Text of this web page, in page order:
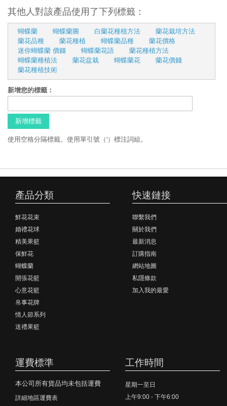
其他人對該產品使用了下列標籤：
蝴蝶蘭 蝴蝶蘭圖 白蘭花種植方法
蘭花栽培方法
蘭花品種
蘭花種植 蝴蝶蘭品種
蘭花價格
迷你蝴蝶蘭 價錢
蝴蝶蘭花語
蘭花種植方法
蝴蝶蘭種植法
蘭花盆栽 蝴蝶蘭花
蘭花價錢
蘭花種植技術
新增您的標籤：
新增標籤
使用空格分隔標籤。使用單引號（'）標注詞組。
產品分類
鮮花花束
婚禮花球
精美果籃
保鮮花
蝴蝶蘭
開張花籃
心意花籃
帛事花牌
情人節系列
送禮果籃
快速鏈接
聯繫我們
關於我們
最新消息
訂購指南
網站地圖
私隱條款
加入我的最愛
運費標準
本公司所有貨品均未包括運費
詳細地區運費表
工作時間
星期一至日
上午9:00 - 下午6:00